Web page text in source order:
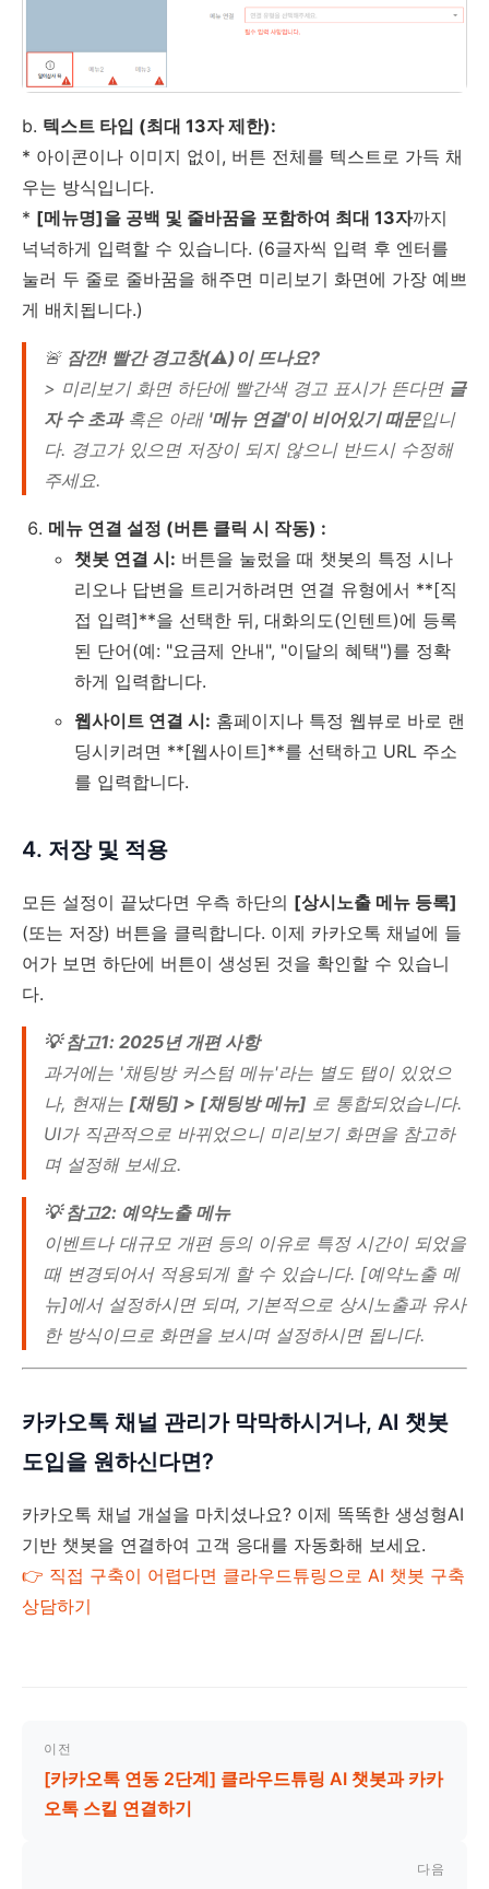
b. 텍스트 타입 (최대 13자 제한):
* 아이콘이나 이미지 없이, 버튼 전체를 텍스트로 가득 채
우는 방식입니다.
* [메뉴명]을 공백 및 줄바꿈을 포함하여 최대 13자까지
넉넉하게 입력할 수 있습니다. (6글자씩 입력 후 엔터를
눌러 두 줄로 줄바꿈을 해주면 미리보기 화면에 가장 예쁘
게 배치됩니다.)
🚨 잠깐! 빨간 경고창(⚠)이 뜨나요?
> 미리보기 화면 하단에 빨간색 경고 표시가 뜬다면 글
자 수 초과혹은 아래 '메뉴 연결'이 비어있기 때문입니
다. 경고가 있으면 저장이 되지 않으니 반드시 수정해
주세요.
메뉴 연결 설정 (버튼 클릭 시 작동) :
챗봇 연결 시: 버튼을 눌렀을 때 챗봇의 특정 시나
리오나 답변을 트리거하려면 연결 유형에서 **[직
접 입력]**을 선택한 뒤, 대화의도(인텐트)에 등록
된 단어(예: "요금제 안내", "이달의 혜택")를 정확
하게 입력합니다.
웹사이트 연결 시: 홈페이지나 특정 웹뷰로 바로 랜
딩시키려면 **[웹사이트]**를 선택하고 URL 주소
를 입력합니다.
4. 저장 및 적용
모든 설정이 끝났다면 우측 하단의 [상시노출 메뉴 등록]
(또는 저장) 버튼을 클릭합니다. 이제 카카오톡 채널에 들
어가 보면 하단에 버튼이 생성된 것을 확인할 수 있습니
다.
💡 참고1: 2025년 개편 사항
과거에는 '채팅방 커스텀 메뉴'라는 별도 탭이 있었으
나, 현재는 [채팅] > [채팅방 메뉴] 로 통합되었습니다.
UI가 직관적으로 바뀌었으니 미리보기 화면을 참고하
며 설정해 보세요.
💡 참고2: 예약노출 메뉴
이벤트나 대규모 개편 등의 이유로 특정 시간이 되었을
때 변경되어서 적용되게 할 수 있습니다. [예약노출 메
뉴]에서 설정하시면 되며, 기본적으로 상시노출과 유사
한 방식이므로 화면을 보시며 설정하시면 됩니다.
카카오톡 채널 관리가 막막하시거나, AI 챗봇
도입을 원하신다면?
카카오톡 채널 개설을 마치셨나요? 이제 똑똑한 생성형AI
기반 챗봇을 연결하여 고객 응대를 자동화해 보세요.
👉 직접 구축이 어렵다면 클라우드튜링으로 AI 챗봇 구축
상담하기
이전
[카카오톡 연동 2단계] 클라우드튜링 AI 챗봇과 카카
오톡 스킬 연결하기
다음